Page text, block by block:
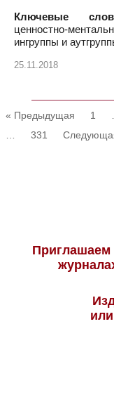
Ключевые
ценностно-
ингруппы и
25.11.2018
« Предыдущая 1
331
Приглашаем